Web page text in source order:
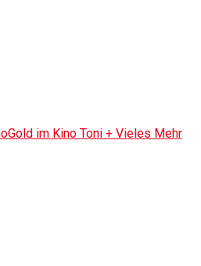
im Kino Toni + Vieles Mehr